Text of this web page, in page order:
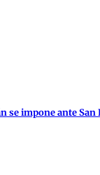
se impone ante San